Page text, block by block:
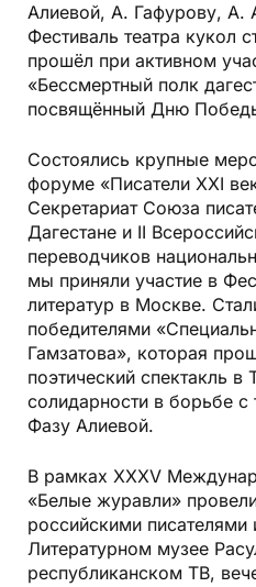
Алиевой, А. Гафурову, А.
Фестиваль театра кукол
прошёл при активном
«Бессмертный полк
посвящённый Дню
Состоялись крупные
форуме «Писатели XXI
Секретариат Союза
Дагестане и II
переводчиков
мы приняли участие в
литератур в Москве.
победителями
Гамзатова», которая
поэтический спектакль
солидарности в борьбе
Фазу Алиевой.
В рамках ХХХV
«Белые журавли»
российскими
Литературном музее
республиканском ТВ,